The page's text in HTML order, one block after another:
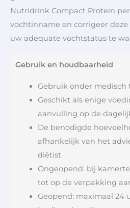
Nutridrink Compact Protein
vochtinname en corrigeer
uw adequate vochtstatus te
Gebruik en houdbaarheid
Gebruik onder medisch
Geschikt als enige
aanvulling op de
De benodigde
afhankelijk van het
diëtist
Ongeopend: bij
tot op de verpakking
Geopend: maximaal 24